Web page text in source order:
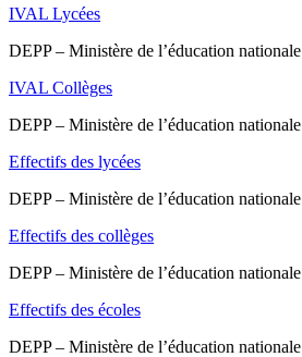
IVAL Lycées
DEPP – Ministère de l’éducation nationale
IVAL Collèges
DEPP – Ministère de l’éducation nationale
Effectifs des lycées
DEPP – Ministère de l’éducation nationale
Effectifs des collèges
DEPP – Ministère de l’éducation nationale
Effectifs des écoles
DEPP – Ministère de l’éducation nationale